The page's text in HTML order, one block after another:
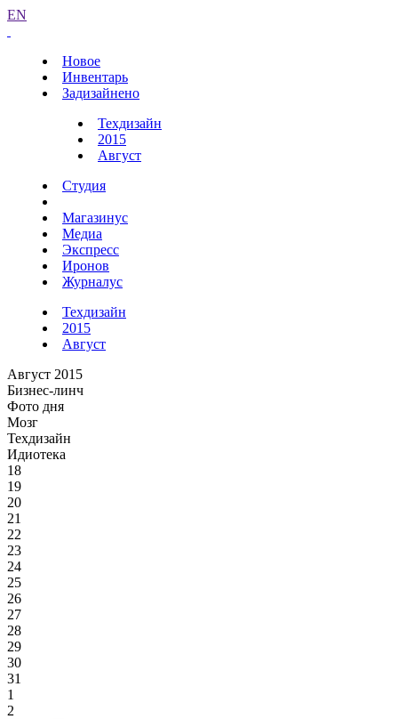
EN
Новое
Инвентарь
Задизайнено
Техдизайн
2015
Август
Студия
Магазинус
Медиа
Экспресс
Иронов
Журналус
Техдизайн
2015
Август
Август 2015
Бизнес-линч
Фото дня
Мозг
Техдизайн
Идиотека
18
19
20
21
22
23
24
25
26
27
28
29
30
31
1
2